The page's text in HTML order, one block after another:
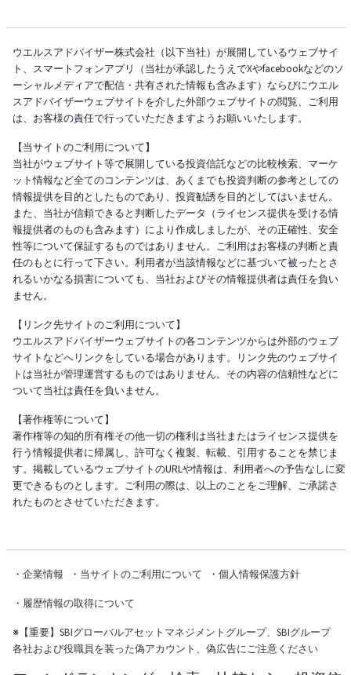
ウエルスアドバイザー株式会社（以下当社）が展開しているウェブサイ
ト、スマートフォンアプリ（当社が承認したうえでXやfacebookなどのソ
ーシャルメディアで配信・共有された情報も含みます）ならびにウエル
スアドバイザーウェブサイトを介した外部ウェブサイトの閲覧、ご利用
は、お客様の責任で行っていただきますようお願いいたします。
【当サイトのご利用について】
当社がウェブサイト等で展開している投資信託などの比較検索、マーケ
ット情報など全てのコンテンツは、あくまでも投資判断の参考としての
情報提供を目的としたものであり、投資勧誘を目的としてはいません。
また、当社が信頼できると判断したデータ（ライセンス提供を受ける情
報提供者のものも含みます）により作成しましたが、その正確性、安全
性等について保証するものではありません。ご利用はお客様の判断と責
任のもとに行って下さい。利用者が当該情報などに基づいて被ったとさ
れるいかなる損害についても、当社およびその情報提供者は責任を負い
ません。
【リンク先サイトのご利用について】
ウエルスアドバイザーウェブサイトの各コンテンツからは外部のウェブ
サイトなどへリンクをしている場合があります。リンク先のウェブサイ
トは当社が管理運営するものではありません。その内容の信頼性などに
ついて当社は責任を負いません。
【著作権等について】
著作権等の知的所有権その他一切の権利は当社またはライセンス提供を
行う情報提供者に帰属し、許可なく複製、転載、引用することを禁じま
す。掲載しているウェブサイトのURLや情報は、利用者への予告なしに変
更できるものとします。ご利用の際は、以上のことをご理解、ご承諾さ
れたものとさせていただきます。
・ 企業情報 ・ 当サイトのご利用について ・ 個人情報保護方針
・ 履歴情報の取得について
※【重要】SBIグローバルアセットマネジメントグループ、SBIグループ
各社および役職員を装った偽アカウント、偽広告にご注意ください